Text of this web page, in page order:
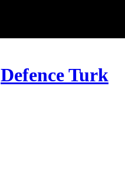
Defence Turk